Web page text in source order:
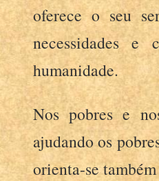
oferece o seu
necessidades
humanidade.
Nos pobres e
ajudando os
orienta-se